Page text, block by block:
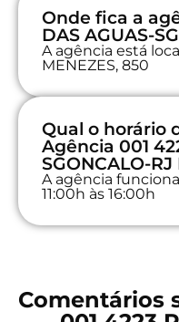
Onde fica a
DAS AGUAS-
A agência está
MENEZES, 850
Qual o horário
Agência 001
SGONCALO-RJ
A agência
11:00h às 16:00h
Comentários